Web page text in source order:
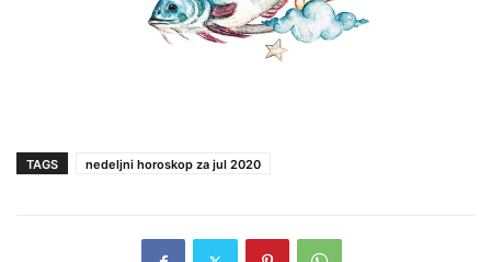
TAGS nedeljni horoskop za jul 2020